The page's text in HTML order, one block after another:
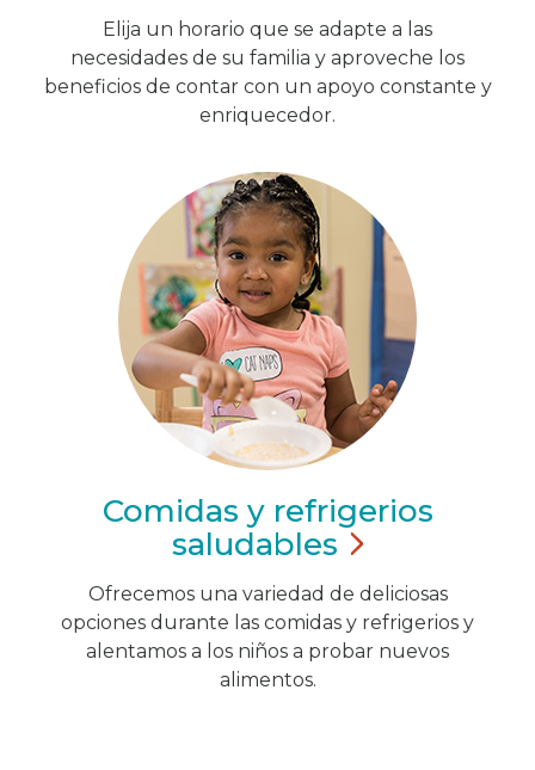
Elija un horario que se adapte a las
necesidades de su familia y aproveche los
beneficios de contar con un apoyo constante y
enriquecedor.
Comidas y refrigerios
saludables
Ofrecemos una variedad de deliciosas
opciones durante las comidas y refrigerios y
alentamos a los niños a probar nuevos
alimentos.